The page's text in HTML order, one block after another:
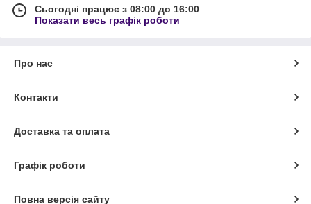
Сьогодні працює з 08:00 до 16:00
Показати весь графік роботи
Про нас
Контакти
Доставка та оплата
Графік роботи
Повна версія сайту